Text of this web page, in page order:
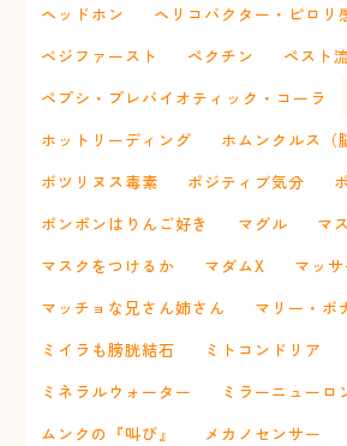
ヘッドホン
ヘリコバクター・ピロリ
ベジファースト
ペクチン ペスト
ペプシ・プレバイオティック・コーラ
ホットリーディング
ホムンクルス（
ボツリヌス毒素
ポジティブ気分
ポンポンはりんご好き
マグル
マ
マスクをつけるか
マダムX
マッ
マッチョな兄さん姉さん
マリー・ボ
ミイラも膀胱結石
ミトコンドリア
ミネラルウォーター
ミラーニューロ
ムンクの『叫び』
メカノセンサー